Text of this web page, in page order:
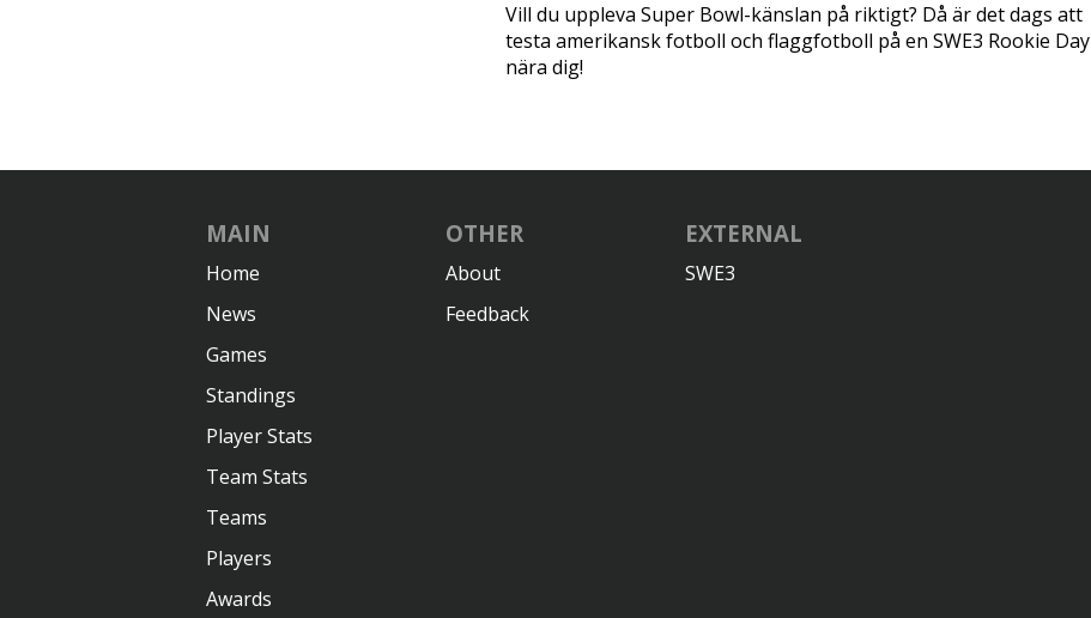
Vill du uppleva Super Bowl-känslan på riktigt? Då är det dags att
testa amerikansk fotboll och flaggfotboll på en SWE3 Rookie Day
nära dig!
MAIN
Home
News
Games
Standings
Player Stats
Team Stats
Teams
Players
Awards
OTHER
About
Feedback
EXTERNAL
SWE3